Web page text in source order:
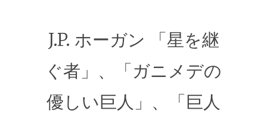
J.P. ホーガン 「星を継
ぐ者」、「ガニメデの
優しい巨人」、「巨人